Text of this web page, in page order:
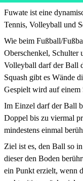
Fuwate ist eine
Tennis, Volleyball und
Wie beim Fußball/
Oberschenkel, Schulter
Volleyball darf der Ball
Squash gibt es Wände
Gespielt wird auf
Im Einzel darf der Ball
Doppel bis zu viermal
mindestens einmal
Ziel ist es, den Ball so
dieser den Boden
ein Punkt erzielt, wenn